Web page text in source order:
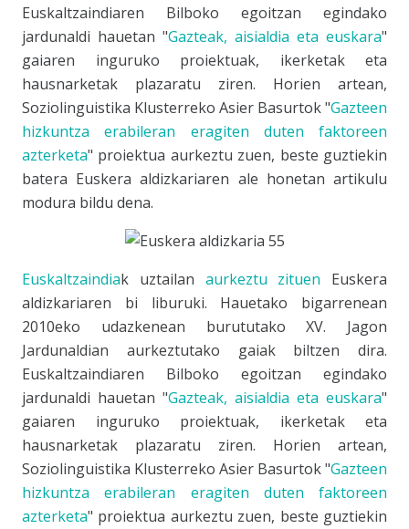
Euskaltzaindiaren Bilboko egoitzan egindako
jardunaldi hauetan "Gazteak, aisialdia eta euskara"
gaiaren inguruko proiektuak, ikerketak eta
hausnarketak plazaratu ziren. Horien artean,
Soziolinguistika Klusterreko Asier Basurtok "Gazteen
hizkuntza erabileran eragiten duten faktoreen
azterketa" proiektua aurkeztu zuen, beste guztiekin
batera Euskera aldizkariaren ale honetan artikulu
modura bildu dena.
Euskaltzaindiak uztailan aurkeztu zituen
Euskera
aldizkariaren bi liburuki. Hauetako bigarrenean
2010eko udazkenean burututakoXV. Jagon
Jardunaldian aurkeztutako gaiak biltzen dira.
Euskaltzaindiaren Bilboko egoitzan egindako
jardunaldi hauetan "Gazteak, aisialdia eta euskara"
gaiaren inguruko proiektuak, ikerketak eta
hausnarketak plazaratu ziren. Horien artean,
Soziolinguistika Klusterreko Asier Basurtok "Gazteen
hizkuntza erabileran eragiten duten faktoreen
azterketa" proiektua aurkeztu zuen, beste guztiekin